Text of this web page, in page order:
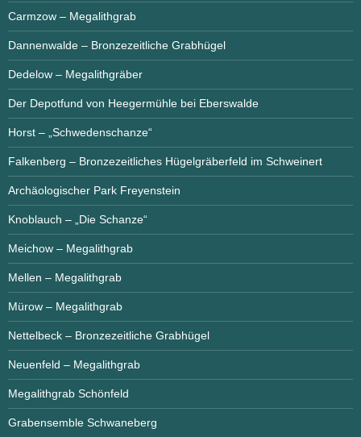
Carmzow – Megalithgrab
Dannenwalde – Bronzezeitliche Grabhügel
Dedelow – Megalithgräber
Der Depotfund von Heegermühle bei Eberswalde
Horst – „Schwedenschanze“
Falkenberg – Bronzezeitliches Hügelgräberfeld im Schweinert
Archäologischer Park Freyenstein
Knoblauch – „Die Schanze“
Meichow – Megalithgrab
Mellen – Megalithgrab
Mürow – Megalithgrab
Nettelbeck – Bronzezeitliche Grabhügel
Neuenfeld – Megalithgrab
Megalithgrab Schönfeld
Grabensemble Schwaneberg